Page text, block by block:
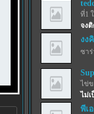
ที่1
จงติ
งง
ซาร่
ไข่
ไม่
พีเ